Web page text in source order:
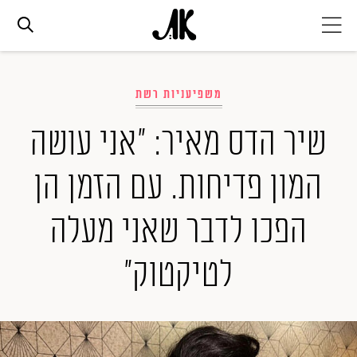
אופנה
ביוטי
סלבס
המגזין
משפיעניות רשת
שיר הדס מאיר: "אני עושה
המון פדיחות. עם הזמן הן
הפכו לדבר שאני מעלה
לטיקטוק"